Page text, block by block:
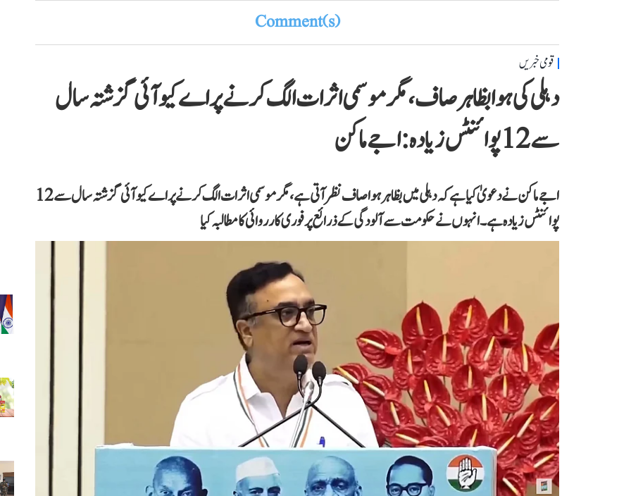
Comment(s)
قومی خبریں
دہلی کی ہوا بظاہر صاف، مگر موسمی اثرات الگ کرنے پر اے کیو آئی گزشتہ سال
سے 12 پوائنٹس زیادہ: اجے ماکن
اجے ماکن نے دعویٰ کیا ہے کہ دہلی میں بظاہر ہوا صاف نظر آتی ہے، مگر موسمی اثرات الگ کرنے پر اے کیو آئی گزشتہ سال سے 12
پوائنٹس زیادہ ہے۔ انہوں نے حکومت سے آلودگی کے ذرائع پر فوری کارروائی کا مطالبہ کیا